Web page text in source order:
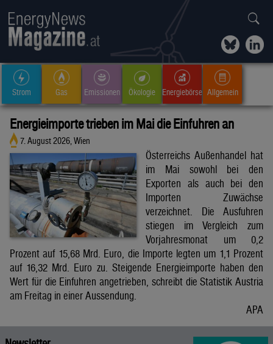
Strom Gas Emissionen Ökologie Energiebörse Allgemein
Energieimporte trieben im Mai die Einfuhren an
7. August 2026, Wien
Österreichs Außenhandel hat
im Mai sowohl bei den
Exporten als auch bei den
Importen Zuwächse
verzeichnet. Die Ausfuhren
stiegen im Vergleich zum
Vorjahresmonat um 0,2
Prozent auf 15,68 Mrd. Euro, die Importe legten um 1,1 Prozent
auf 16,32 Mrd. Euro zu. Steigende Energieimporte haben den
Wert für die Einfuhren angetrieben, schreibt die Statistik Austria
am Freitag in einer Aussendung.
APA